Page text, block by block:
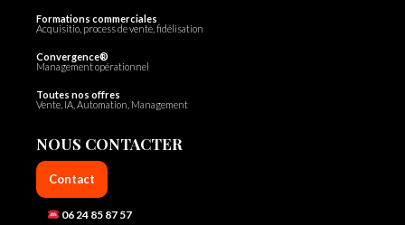
Formations commerciales
Acquisitio, process de vente, fidélisation
Convergence®
Management opérationnel
Toutes nos offres
Vente, IA, Automation, Management
NOUS CONTACTER
Contact
06 24 85 87 57